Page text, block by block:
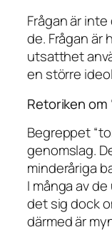
Frågan är
de. Frågan är
utsatthet
en större
Retoriken om
Begreppet
genomslag.
minderåriga
I många av
det sig dock
därmed är